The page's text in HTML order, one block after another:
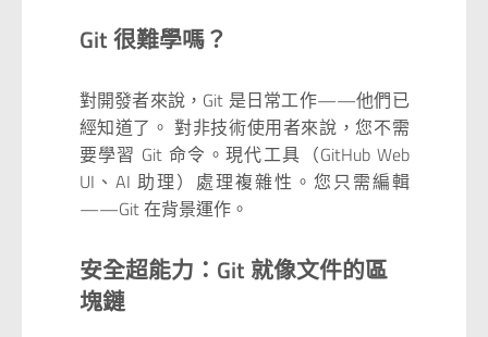
Git 很難學嗎？
對開發者來說，Git 是日常工作——他們已
經知道了。 對非技術使用者來說，您不需
要學習 Git 命令。現代工具（GitHub Web
UI、AI 助理）處理複雜性。您只需編輯
——Git 在背景運作。
安全超能力：Git 就像文件的區
塊鏈